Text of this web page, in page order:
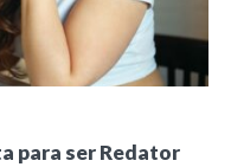
para ser Redator